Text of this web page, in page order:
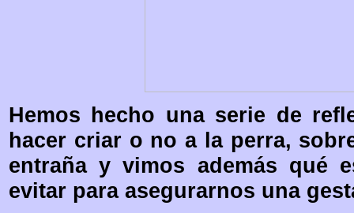
Hemos hecho una serie de
hacer criar o no a la perra,
entraña y vimos además qué
evitar para asegurarnos una